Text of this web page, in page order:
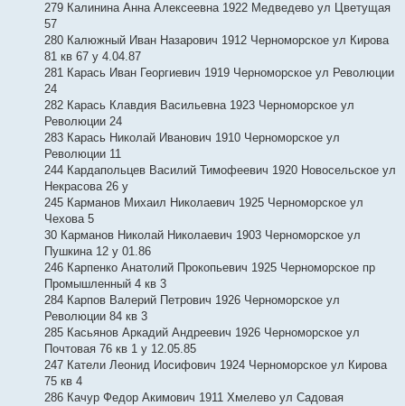
279 Калинина Анна Алексеевна 1922 Медведево ул Цветущая
57
280 Калюжный Иван Назарович 1912 Черноморское ул Кирова
81 кв 67 у 4.04.87
281 Карась Иван Георгиевич 1919 Черноморское ул Революции
24
282 Карась Клавдия Васильевна 1923 Черноморское ул
Революции 24
283 Карась Николай Иванович 1910 Черноморское ул
Революции 11
244 Кардапольцев Василий Тимофеевич 1920 Новосельское ул
Некрасова 26 у
245 Карманов Михаил Николаевич 1925 Черноморское ул
Чехова 5
30 Карманов Николай Николаевич 1903 Черноморское ул
Пушкина 12 у 01.86
246 Карпенко Анатолий Прокопьевич 1925 Черноморское пр
Промышленный 4 кв 3
284 Карпов Валерий Петрович 1926 Черноморское ул
Революции 84 кв 3
285 Касьянов Аркадий Андреевич 1926 Черноморское ул
Почтовая 76 кв 1 у 12.05.85
247 Катели Леонид Иосифович 1924 Черноморское ул Кирова
75 кв 4
286 Качур Федор Акимович 1911 Хмелево ул Садовая